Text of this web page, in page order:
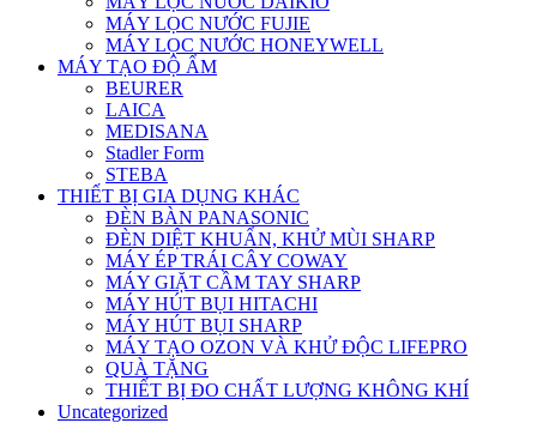
MÁY LỌC NƯỚC FUJIE
MÁY LỌC NƯỚC HONEYWELL
MÁY TẠO ĐỘ ẨM
BEURER
LAICA
MEDISANA
Stadler Form
STEBA
THIẾT BỊ GIA DỤNG KHÁC
ĐÈN BÀN PANASONIC
ĐÈN DIỆT KHUẨN, KHỬ MÙI SHARP
MÁY ÉP TRÁI CÂY COWAY
MÁY GIẶT CẦM TAY SHARP
MÁY HÚT BỤI HITACHI
MÁY HÚT BỤI SHARP
MÁY TẠO OZON VÀ KHỬ ĐỘC LIFEPRO
QUÀ TẶNG
THIẾT BỊ ĐO CHẤT LƯỢNG KHÔNG KHÍ
Uncategorized